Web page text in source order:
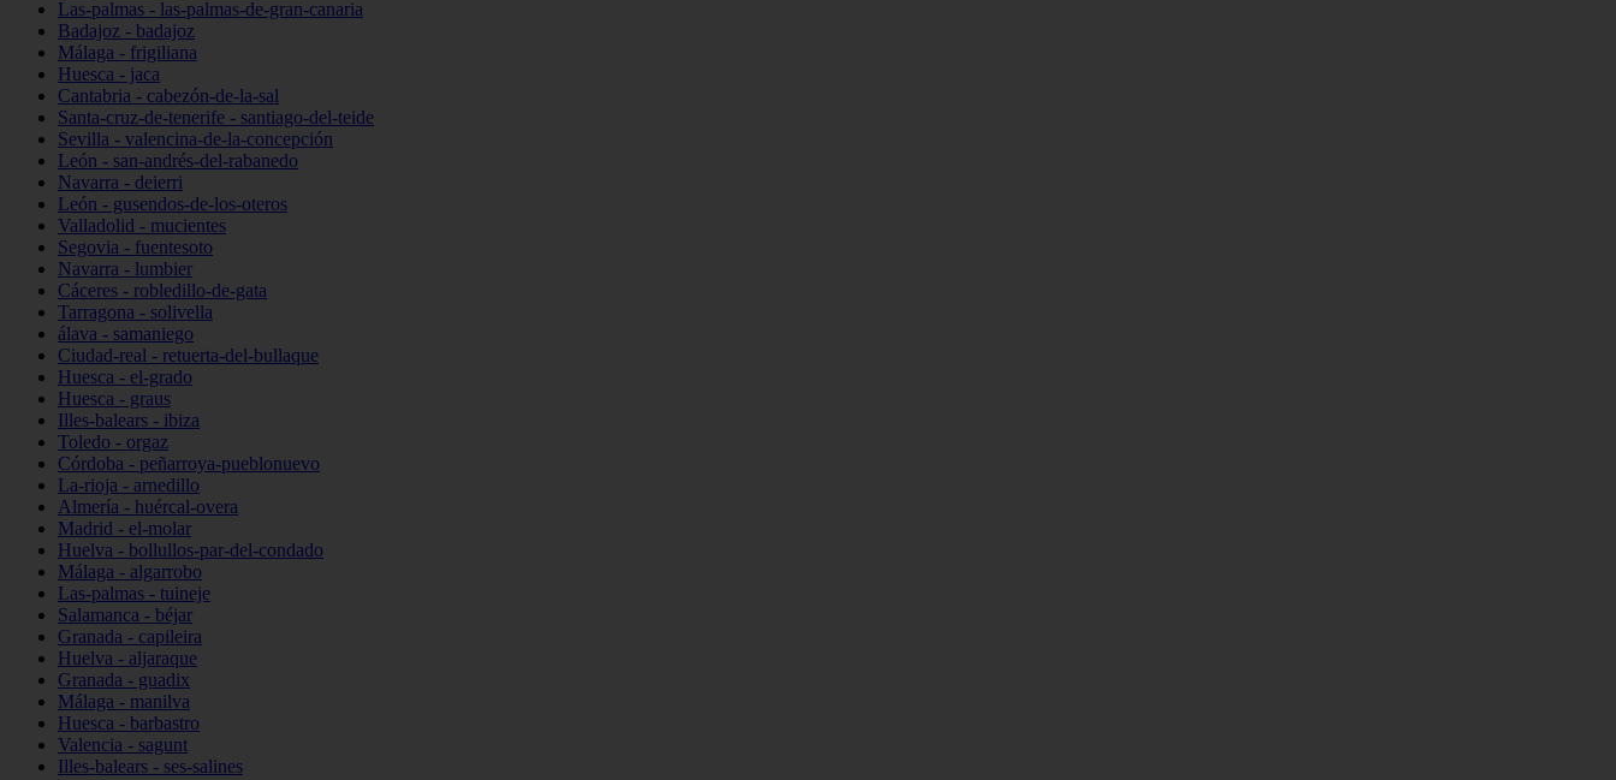
Las-palmas - las-palmas-de-gran-canaria
Badajoz - badajoz
Málaga - frigiliana
Huesca - jaca
Cantabria - cabezón-de-la-sal
Santa-cruz-de-tenerife - santiago-del-teide
Sevilla - valencina-de-la-concepción
León - san-andrés-del-rabanedo
Navarra - deierri
León - gusendos-de-los-oteros
Valladolid - mucientes
Segovia - fuentesoto
Navarra - lumbier
Cáceres - robledillo-de-gata
Tarragona - solivella
álava - samaniego
Ciudad-real - retuerta-del-bullaque
Huesca - el-grado
Huesca - graus
Illes-balears - ibiza
Toledo - orgaz
Córdoba - peñarroya-pueblonuevo
La-rioja - arnedillo
Almería - huércal-overa
Madrid - el-molar
Huelva - bollullos-par-del-condado
Málaga - algarrobo
Las-palmas - tuineje
Salamanca - béjar
Granada - capileira
Huelva - aljaraque
Granada - guadix
Málaga - manilva
Huesca - barbastro
Valencia - sagunt
Illes-balears - ses-salines